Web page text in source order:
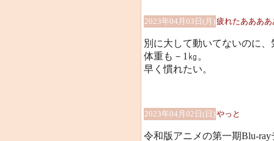
2023年04月03日(月)疲れたあああ
別に大して動いてないのに
体重も－1㎏。
早く慣れたい。
2023年04月02日(日)やっと
令和版アニメの第一期Blu-